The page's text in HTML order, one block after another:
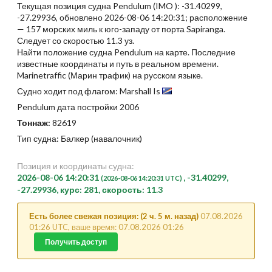
Текущая позиция судна Pendulum (IMO ): -31.40299,
-27.29936, обновлено 2026-08-06 14:20:31; расположение
— 157 морских миль к юго-западу от порта Sapiranga.
Следует со скоростью 11.3 уз.
Найти положение судна Pendulum на карте. Последние
известные координаты и путь в реальном времени.
Marinetraffic (Марин трафик) на русском языке.
Судно ходит под флагом: Marshall Is
Pendulum дата постройки 2006
Тоннаж: 82619
Тип судна: Балкер (навалочник)
Позиция и координаты судна:
2026-08-06 14:20:31 (2026-08-06 14:20:31 UTC) , -31.40299,
-27.29936, курс: 281, скорость: 11.3
Есть более свежая позиция: (2 ч. 5 м. назад) 07.08.2026
01:26 UTC, ваше время: 07.08.2026 01:26
Получить доступ